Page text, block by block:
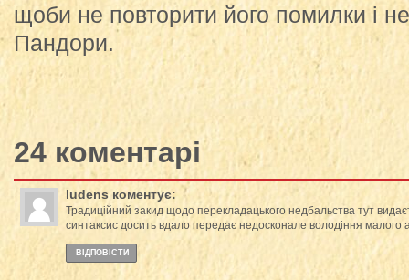
щоби не повторити його помилки і
Пандори.
24 коментарі
ludens коментує:
Традиційний закид щодо перекладацького недбальства тут
синтаксис досить вдало передає недосконале володіння
ВІДПОВІCТИ